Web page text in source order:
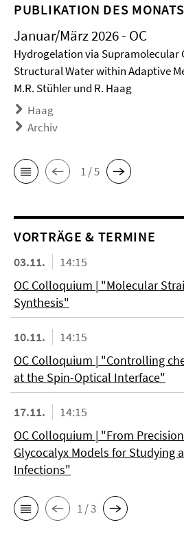
PUBLIKATION DES MONATS
Januar/März 2026 - OC
Hydrogelation via Supramolecular
Structural Water within Adaptive
M.R. Stühler und R. Haag
Haag
Archiv
1 / 5
VORTRÄGE & TERMINE
03.11.
14:15
OC Colloquium | "Molecular
Synthesis"
10.11.
14:15
OC Colloquium | "Controlling
at the Spin-Optical Interface"
17.11.
14:15
OC Colloquium | "From
Glycocalyx Models for Studying
Infections"
1 / 3